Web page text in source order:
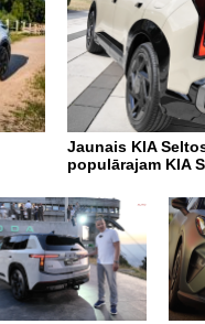
Jaunais KIA
populārajam KIA